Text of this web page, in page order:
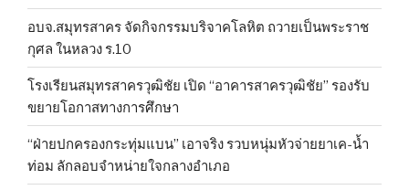
อบจ.สมุทรสาคร จัดกิจกรรมบริจาคโลหิต ถวายเป็นพระราช
กุศล ในหลวง ร.10
โรงเรียนสมุทรสาครวุฒิชัย เปิด “อาคารสาครวุฒิชัย” รองรับ
ขยายโอกาสทางการศึกษา
“ฝ่ายปกครองกระทุ่มแบน” เอาจริง รวบหนุ่มหัวจ่ายยาเค-น้ำ
ท่อม ลักลอบจำหน่ายใจกลางอำเภอ